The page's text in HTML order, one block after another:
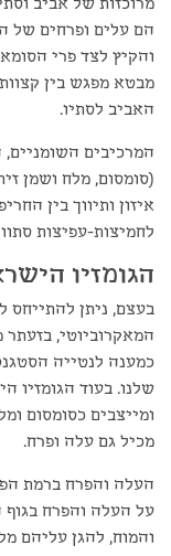
מרוכזות של אביב
הם עלים ופרחים של
והקיץ לצד פרי
מבטא מפגש בין
האביב לסתיו.
המרכיבים
(סומסום, מלח ושמן
איזון ותיווך בין
לחמיצות-עפיצות
הגומזיו
בעצם, ניתן להתייחס
המאקרוביוטי, בזעתר
כמענה לנטייה
שלנו. בעוד הגומזיו
ומייצבים כסומסום
מכיל גם עלה ופרח.
העלה והפרח ברמת
על העלה והפרח בגוף
והמוח, להגן עליהם